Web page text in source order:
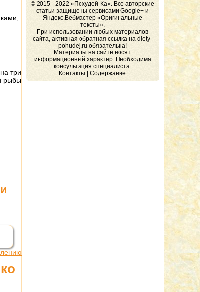
три
рыбы
© 2015 - 2022 «Похудей-Ка». Все авторские
статьи защищены сервисами Google+ и
Яндекс.Вебмастер «Оригинальные
тексты».
При использовании любых материалов
сайта, активная обратная ссылка на diety-
pohudej.ru обязательна!
Материалы на сайте носят
информационный характер. Необходима
консультация специалиста.
Контакты
|Содержание